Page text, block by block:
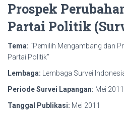
Prospek
Partai Politik
Tema: “Pemilih Mengambang dan
Partai Politik”
Lembaga: Lembaga Survei
Periode Survei Lapangan: Mei 2011
Tanggal Publikasi: Mei 2011